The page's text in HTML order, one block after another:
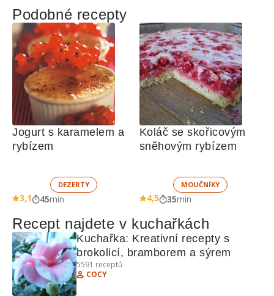
Podobné recepty
Jogurt s karamelem a
rybízem
DEZERTY
3,1 45min
Koláč se skořicovým
sněhovým rybízem
MOUČNÍKY
4,5 35min
Recept najdete v kuchařkách
Kuchařka: Kreativní recepty s
brokolicí, bramborem a sýrem
5591 receptů
COCY